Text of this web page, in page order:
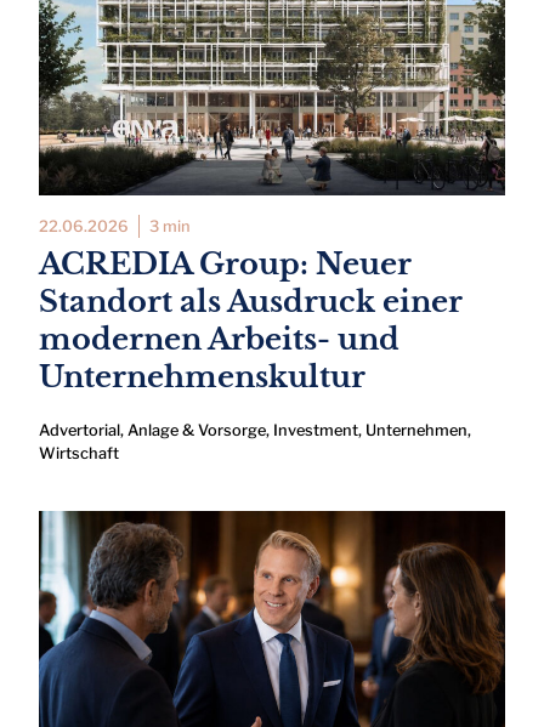
22.06.2026 3 min
ACREDIA Group: Neuer
Standort als Ausdruck einer
modernen Arbeits- und
Unternehmenskultur
Advertorial, Anlage & Vorsorge, Investment, Unternehmen,
Wirtschaft